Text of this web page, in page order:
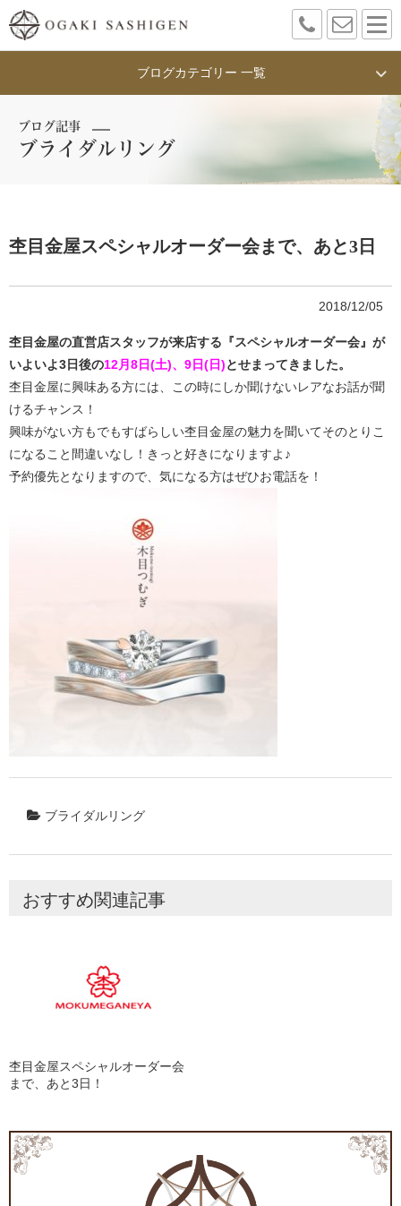
ブログカテゴリー 一覧
ブログ記事
ブライダルリング
杢目金屋スペシャルオーダー会まで、あと3日
2018/12/05
杢目金屋の直営店スタッフが来店する『スペシャルオーダー会』が
いよいよ3日後の12月8日(土)、9日(日)とせまってきました。
杢目金屋に興味ある方には、この時にしか聞けないレアなお話が聞
けるチャンス！
興味がない方もでもすばらしい杢目金屋の魅力を聞いてそのとりこ
になること間違いなし！きっと好きになりますよ♪
予約優先となりますので、気になる方はぜひお電話を！
ブライダルリング
おすすめ関連記事
杢目金屋スペシャルオーダー会
まで、あと3日！